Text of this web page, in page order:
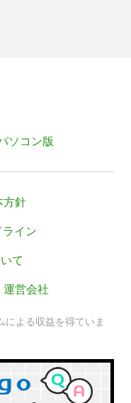
ソコン版
方針
イン
て
運営会社
による収益を得ていま